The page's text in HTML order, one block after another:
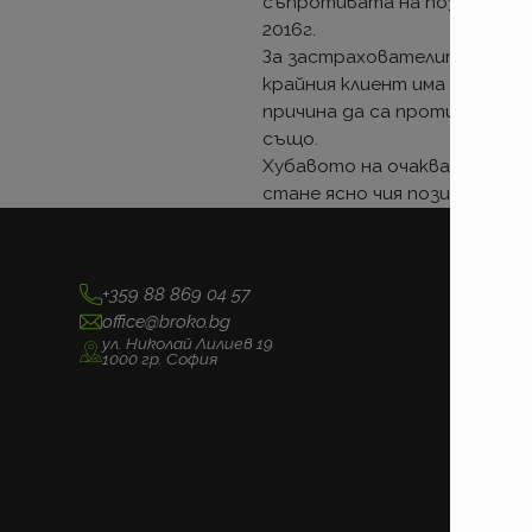
2016г.
За застрахователите –
крайния клиент има
причина да са против.
също.
Хубавото на очакването е,
стане ясно чия позиция тежи.
+359 88 869 04 57
office@broko.bg
ул. Николай Лилиев 19
1000 гр. София